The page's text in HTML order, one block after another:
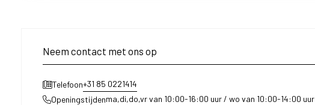
Neem contact met ons op
Telefoon+31 85 0221414
Openingstijdenma,di,do,vr van 10:00-16:00 uur / wo van 10:00-14:00 uur